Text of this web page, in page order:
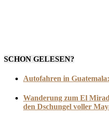
SCHON GELESEN?
Autofahren in
Wanderung zum El
den Dschungel voller